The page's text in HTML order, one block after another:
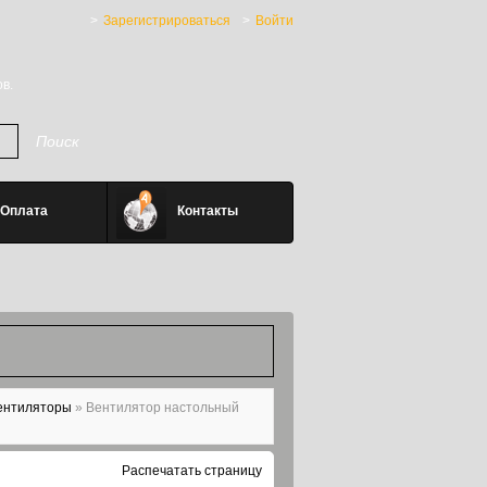
Зарегистрироваться
Войти
Оплата Контакты
» Вентилятор настольный
Распечатать страницу